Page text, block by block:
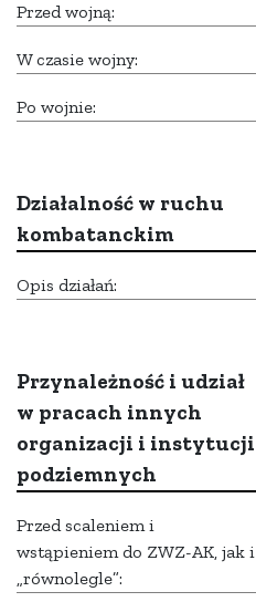
Przed wojną:
W czasie wojny:
Po wojnie:
Działalność w ruchu
kombatanckim
Opis działań:
Przynależność i udział
w pracach innych
organizacji i instytucji
podziemnych
Przed scaleniem i
wstąpieniem do ZWZ-AK, jak i
„równolegle”: